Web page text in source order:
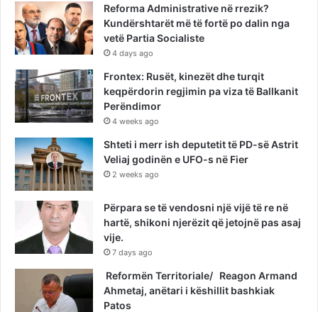
Reforma Administrative në rrezik?
Kundërshtarët më të fortë po dalin nga
vetë Partia Socialiste
4 days ago
Frontex: Rusët, kinezët dhe turqit
keqpërdorin regjimin pa viza të Ballkanit
Perëndimor
4 weeks ago
Shteti i merr ish deputetit të PD-së Astrit
Veliaj godinën e UFO-s në Fier
2 weeks ago
Përpara se të vendosni një vijë të re në
hartë, shikoni njerëzit që jetojnë pas asaj
vije.
7 days ago
Reformën Territoriale/ Reagon Armand
Ahmetaj, anëtari i këshillit bashkiak
Patos